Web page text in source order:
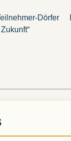
Dörfer